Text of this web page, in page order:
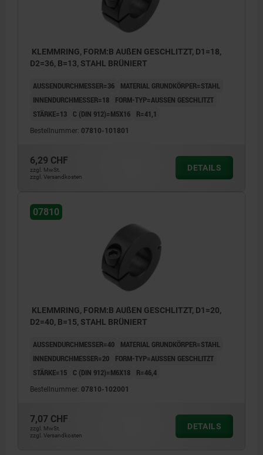
KLEMMRING, FORM:B AUßEN GESCHLITZT, D1=18,
D2=36, B=13, STAHL BRÜNIERT
AUSSENDURCHMESSER=36
MATERIAL GRUNDKÖRPER=STAHL
INNENDURCHMESSER=18
FORM-TYP=AUSSEN GESCHLITZT
STÄRKE=13
C (DIN 912)=M5X16 R=41,1
Bestellnummer: 07810-101801
6,29 CHF
zzgl. MwSt.
zzgl. Versandkosten
DETAILS
07810
KLEMMRING, FORM:B AUßEN GESCHLITZT, D1=20,
D2=40, B=15, STAHL BRÜNIERT
AUSSENDURCHMESSER=40
MATERIAL GRUNDKÖRPER=STAHL
INNENDURCHMESSER=20
FORM-TYP=AUSSEN GESCHLITZT
STÄRKE=15
C (DIN 912)=M6X18 R=46,4
Bestellnummer: 07810-102001
7,07 CHF
zzgl. MwSt.
zzgl. Versandkosten
DETAILS